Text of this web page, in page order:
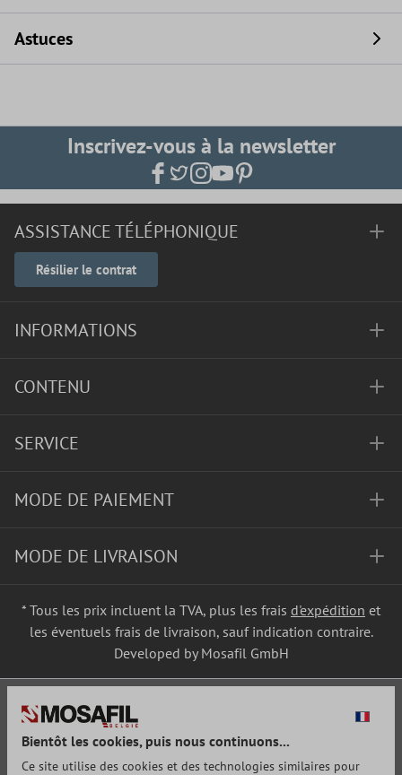
Astuces
Inscrivez-vous à la newsletter
ASSISTANCE TÉLÉPHONIQUE
Résilier le contrat
INFORMATIONS
CONTENU
SERVICE
MODE DE PAIEMENT
MODE DE LIVRAISON
* Tous les prix incluent la TVA, plus les frais d'expédition et
les éventuels frais de livraison, sauf indication contraire.
Developed by Mosafil GmbH
Bientôt les cookies, puis nous continuons...
Ce site utilise des cookies et des technologies similaires pour